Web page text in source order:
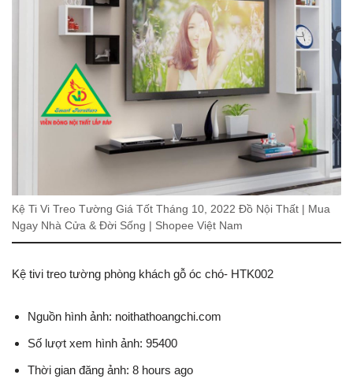
Kệ Ti Vi Treo Tường Giá Tốt Tháng 10, 2022 Đồ Nội Thất | Mua
Ngay Nhà Cửa & Đời Sống | Shopee Việt Nam
Kệ tivi treo tường phòng khách gỗ óc chó- HTK002
Nguồn hình ảnh: noithathoangchi.com
Số lượt xem hình ảnh: 95400
Thời gian đăng ảnh: 8 hours ago